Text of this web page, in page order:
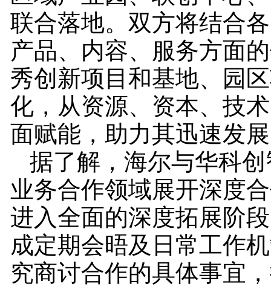
联合落地。双方将结合
产品、内容、服务方面
秀创新项目和基地、园
化，从资源、资本、技
面赋能，助力其迅速发
据了解，海尔与华科
业务合作领域展开深度
进入全面的深度拓展阶
成定期会晤及日常工作
究商讨合作的具体事宜